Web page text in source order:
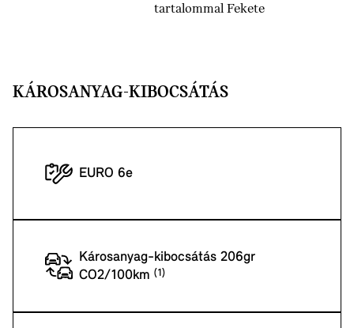
tartalommal Fekete
KÁROSANYAG-KIBOCSÁTÁS
EURO 6e
Károsanyag-kibocsátás 206gr
CO2/100km